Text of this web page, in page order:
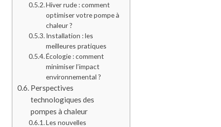
Hiver rude : comment
optimiser votre pompe à
chaleur ?
Installation : les
meilleures pratiques
Écologie : comment
minimiser l’impact
environnemental ?
Perspectives
technologiques des
pompes à chaleur
Les nouvelles